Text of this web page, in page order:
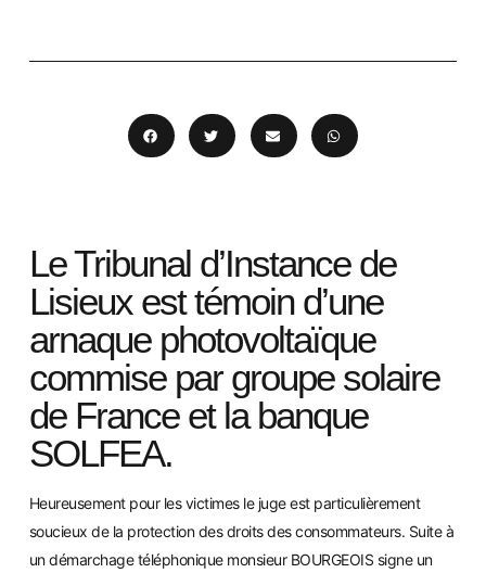
Le Tribunal d’Instance de
Lisieux est témoin d’une
arnaque photovoltaïque
commise par groupe solaire
de France et la banque
SOLFEA.
Heureusement pour les victimes le juge est particulièrement
soucieux de la protection des droits des consommateurs. Suite à
un démarchage téléphonique monsieur BOURGEOIS signe un